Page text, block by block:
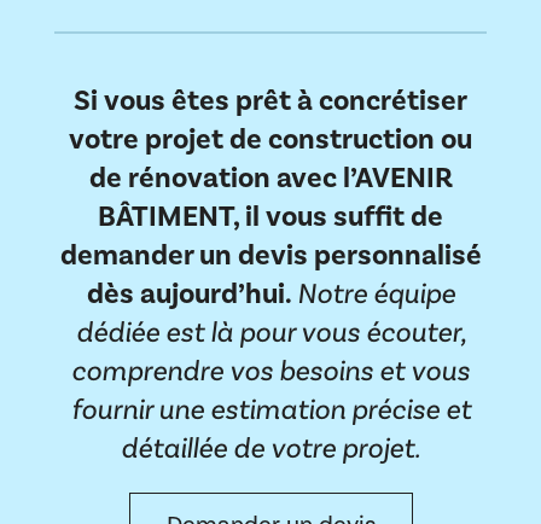
Si vous êtes prêt à concrétiser
votre projet de construction ou
de rénovation avec l’AVENIR
BÂTIMENT, il vous suffit de
demander un devis personnalisé
dès aujourd’hui. Notre équipe
dédiée est là pour vous écouter,
comprendre vos besoins et vous
fournir une estimation précise et
détaillée de votre projet.